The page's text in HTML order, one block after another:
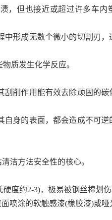
，但也接近或超过许多车内
形成无数个微小的切割刃，
质发生化学反应。
削作用能有效去除顽固的碳
自身的表面，都会造成不可逆
洁方法安全性的核心。
度约2-3)，极易被钢丝棉划伤
喷涂的软触感漆(橡胶漆)或